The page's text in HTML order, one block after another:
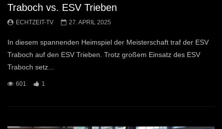
Traboch vs. ESV Trieben
ECHTZEIT-TV 27. APRIL 2025
In diesem spannenden Heimspiel der Meisterschaft traf der ESV
Traboch auf den ESV Trieben. Trotz großem Einsatz des ESV
Traboch setz...
601 1